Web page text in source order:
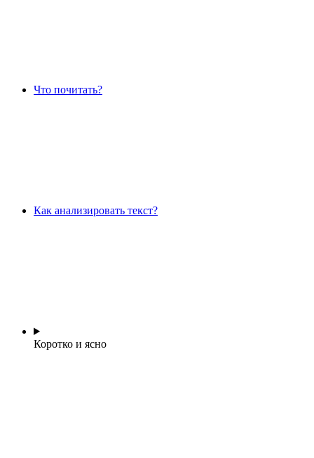
Что почитать?
Как анализировать текст?
Коротко и ясно